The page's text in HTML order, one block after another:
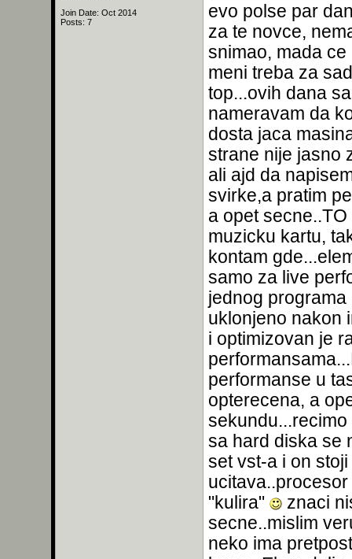
Join Date: Oct 2014
Posts: 7
evo polse par
za te novce,
snimao, mada
meni treba za
top...ovih dana
nameravam da
dosta jaca
strane nije jasno
ali ajd da
svirke,a pratim
a opet
muzicku kartu,
kontam
samo za live
jednog
uklonjeno nakon
i optimizovan je
performanse u
opterecena, a
sa hard diska se
set vst-a i on
"kulira"
znaci
secne..mislim
neko ima